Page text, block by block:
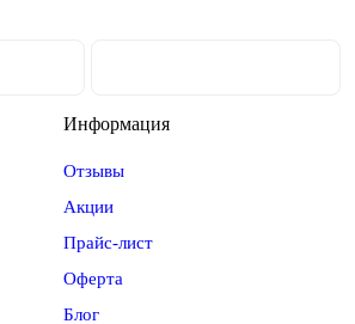
Информация
Отзывы
Акции
Прайс-лист
Оферта
Блог